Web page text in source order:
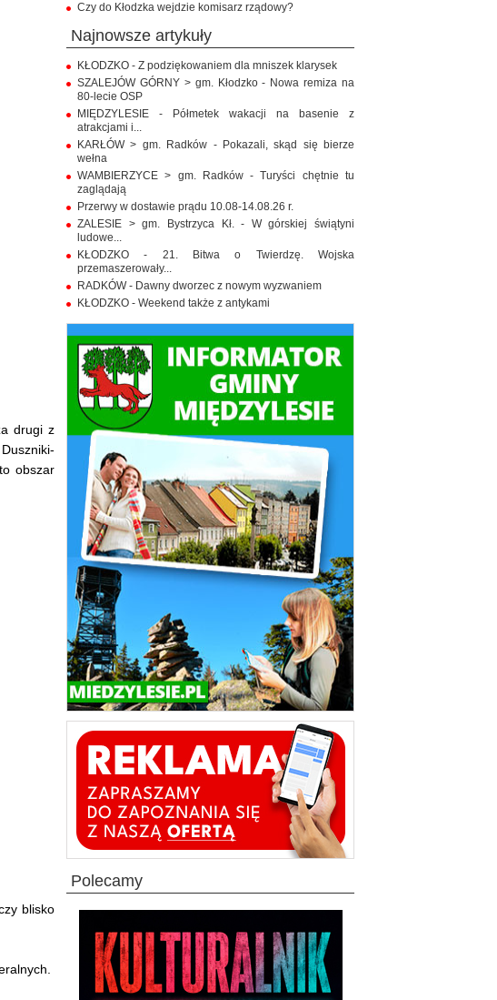
drugi z
obszar
blisko
Czy do Kłodzka wejdzie komisarz rządowy?
najnowsze artykuły
KŁODZKO - Z podziękowaniem dla mniszek klarysek
SZALEJÓW GÓRNY > gm. Kłodzko - Nowa remiza na
80-lecie OSP
MIĘDZYLESIE - Półmetek wakacji na basenie z
atrakcjami i...
KARŁÓW > gm. Radków - Pokazali, skąd się bierze
wełna
WAMBIERZYCE > gm. Radków - Turyści chętnie tu
zaglądają
Przerwy w dostawie prądu 10.08-14.08.26 r.
ZALESIE > gm. Bystrzyca Kł. - W górskiej świątyni
ludowe...
KŁODZKO - 21. Bitwa o Twierdzę. Wojska
przemaszerowały...
RADKÓW - Dawny dworzec z nowym wyzwaniem
KŁODZKO - Weekend także z antykami
polecamy